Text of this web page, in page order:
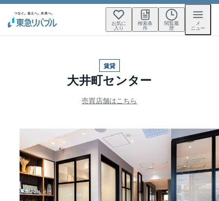
お気に
入り
検索条
件
閲覧履
歴
メ
ニュー
賃貸
大井町センター
売買店舗はこちら